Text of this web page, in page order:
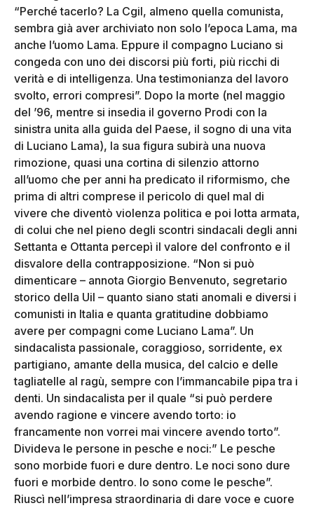
“Perché tacerlo? La Cgil, almeno quella comunista,
sembra già aver archiviato non solo l’epoca Lama, ma
anche l’uomo Lama. Eppure il compagno Luciano si
congeda con uno dei discorsi più forti, più ricchi di
verità e di intelligenza. Una testimonianza del lavoro
svolto, errori compresi”. Dopo la morte (nel maggio
del ’96, mentre si insedia il governo Prodi con la
sinistra unita alla guida del Paese, il sogno di una vita
di Luciano Lama), la sua figura subirà una nuova
rimozione, quasi una cortina di silenzio attorno
all’uomo che per anni ha predicato il riformismo, che
prima di altri comprese il pericolo di quel mal di
vivere che diventò violenza politica e poi lotta armata,
di colui che nel pieno degli scontri sindacali degli anni
Settanta e Ottanta percepì il valore del confronto e il
disvalore della contrapposizione. “Non si può
dimenticare – annota Giorgio Benvenuto, segretario
storico della Uil – quanto siano stati anomali e diversi i
comunisti in Italia e quanta gratitudine dobbiamo
avere per compagni come Luciano Lama”. Un
sindacalista passionale, coraggioso, sorridente, ex
partigiano, amante della musica, del calcio e delle
tagliatelle al ragù, sempre con l’immancabile pipa tra i
denti. Un sindacalista per il quale “si può perdere
avendo ragione e vincere avendo torto: io
francamente non vorrei mai vincere avendo torto”.
Divideva le persone in pesche e noci:” Le pesche
sono morbide fuori e dure dentro. Le noci sono dure
fuori e morbide dentro. Io sono come le pesche”.
Riuscì nell’impresa straordinaria di dare voce e cuore